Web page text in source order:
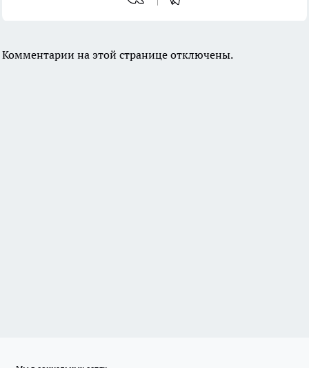
Комментарии на этой странице отключены.